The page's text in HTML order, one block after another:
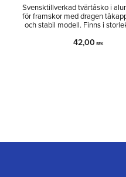
til ønskeliste
Svensktillverkad tvärtåsko i
för framskor med dragen
och stabil modell. Finns i
42,00 SEK